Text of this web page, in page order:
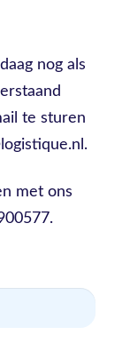
nog als
te sturen
met ons